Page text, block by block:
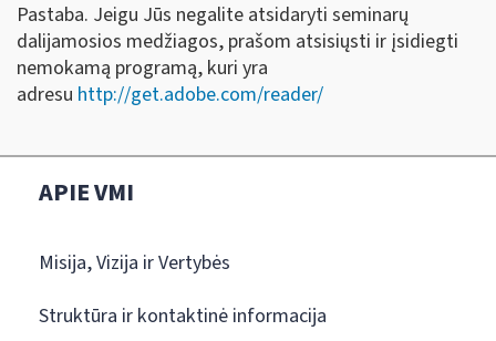
Pastaba. Jeigu Jūs negalite atsidaryti seminarų
dalijamosios medžiagos, prašom atsisiųsti ir įsidiegti
nemokamą programą, kuri yra
adresu http://get.adobe.com/reader/
APIE VMI
Misija, Vizija ir Vertybės
Struktūra ir kontaktinė informacija